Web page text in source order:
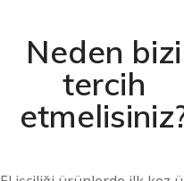
Neden bizi
tercih